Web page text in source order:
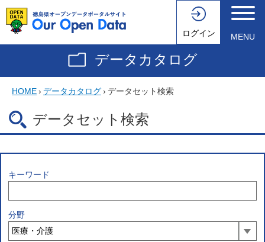
ログイン MENU
データカタログ
HOME› データカタログ› データセット検索
データセット検索
キーワード
分野